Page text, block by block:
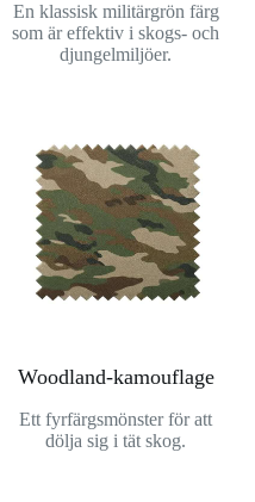
En klassisk militärgrön färg
som är effektiv i skogs- och
djungelmiljöer.
Woodland-kamouflage
Ett fyrfärgsmönster för att
dölja sig i tät skog.